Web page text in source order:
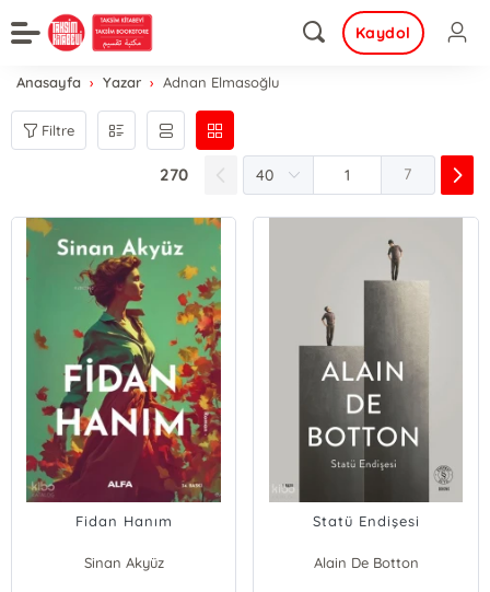
Kaydol
Anasayfa Yazar Adnan Elmasoğlu
Filtre
270 7
Fidan Hanım
Sinan Akyüz
Statü Endişesi
Alain De Botton